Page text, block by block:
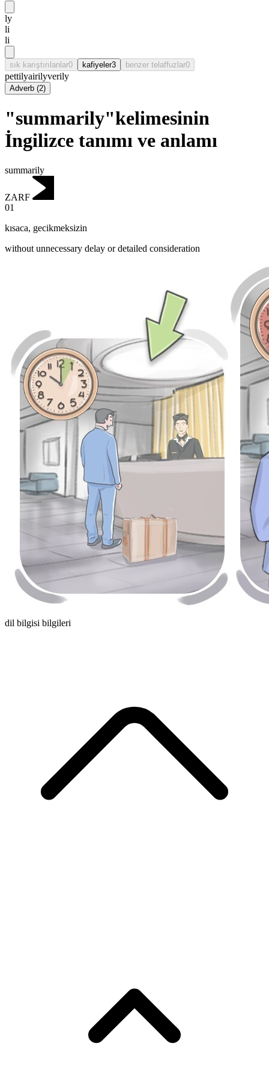
ly
li
li
sık karıştırılanlar0 kafiyeler3 benzer telaffuzlar0
pettilyairilyverily
Adverb (2)
"summarily"kelimesinin
İngilizce tanımı ve anlamı
summarily
ZARF
01
kısaca, gecikmeksizin
without unnecessary delay or detailed consideration
dil bilgisi bilgileri